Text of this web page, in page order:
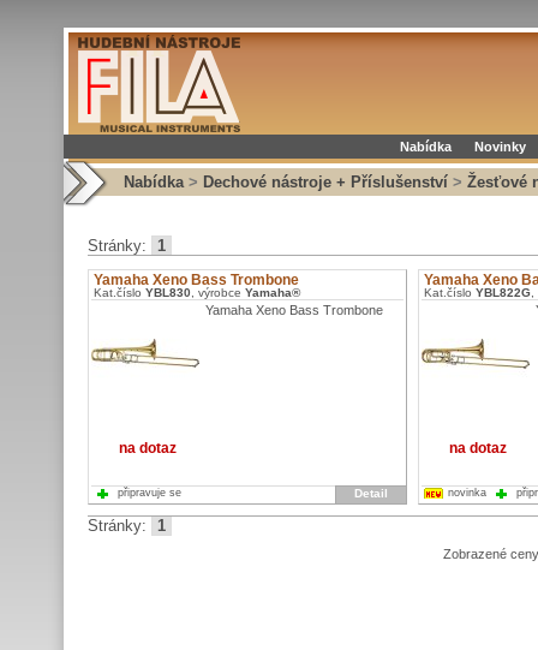
Nabídka Novinky
Nabídka > Dechové nástroje + Příslušenství > Žesťové
Stránky: 1
Yamaha Xeno Bass Trombone
Kat.číslo YBL830 , výrobce Yamaha®
Yamaha Xeno Bass Trombone
na dotaz
připravuje se Detail
Yamaha Xeno
Kat.číslo YBL822G
na dotaz
novinka
Stránky: 1
Zobrazené